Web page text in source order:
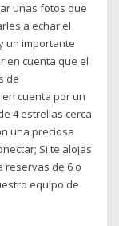
unas fotos que
a echar el
un importante
en cuenta que el
de
cuenta por un
4 estrellas cerca
una preciosa
Si te alojas
reservas de 6 o
equipo de